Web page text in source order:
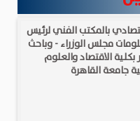
بالمكتب الفني لرئيس
مجلس الوزراء - وباحث
الاقتصاد والعلوم
جامعة القاهرة